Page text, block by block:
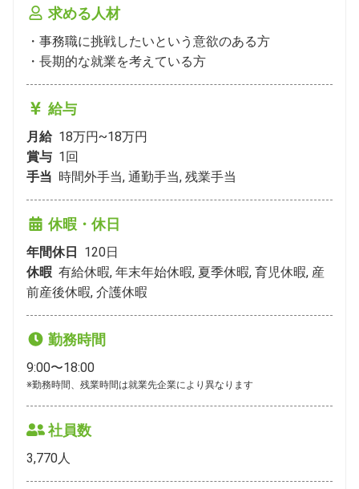
求める人材
・事務職に挑戦したいという意欲のある方
・長期的な就業を考えている方
給与
月給 18万円~18万円
賞与 1回
手当 時間外手当, 通勤手当, 残業手当
休暇・休日
年間休日 120日
休暇 有給休暇, 年末年始休暇, 夏季休暇, 育児休暇, 産
前産後休暇, 介護休暇
勤務時間
9:00〜18:00
※勤務時間、残業時間は就業先企業により異なります
社員数
3,770人